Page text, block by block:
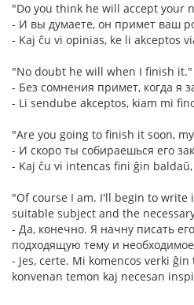
"Do you think he will accept your
- И вы думаете, он примет ваш
- Kaj ĉu vi opinias, ke li akceptos
"No doubt he will when I finish it."
- Без сомнения примет, когда я
- Li sendube akceptos, kiam mi
"Are you going to finish it soon,
- И скоро ты собираешься его
- Kaj ĉu vi intencas fini ĝin
"Of course I am. I'll begin to write
suitable subject and the
- Да, конечно. Я начну писать
подходящую тему и
- Jes, certe. Mi komencos verki
konvenan temon kaj necesan